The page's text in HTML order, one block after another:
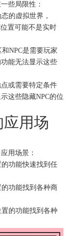
些局限性：
的虚拟世界，
置可能不是实时
NPC是需要玩家
能无法显示这些
或需要特定条件
这些隐藏NPC的位
用场
用场景：
功能快速找到任
功能找到各种商
的功能找到各种